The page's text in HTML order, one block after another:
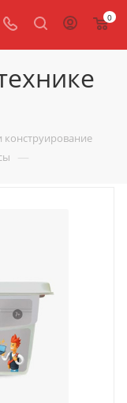
0
конструирование
—